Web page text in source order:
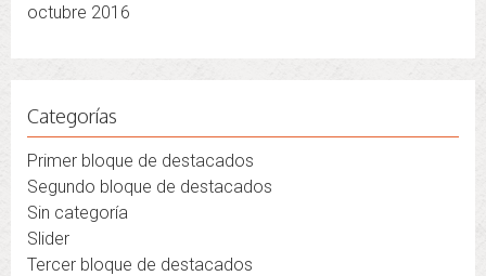
octubre 2016
Categorías
Primer bloque de destacados
Segundo bloque de destacados
Sin categoría
Slider
Tercer bloque de destacados